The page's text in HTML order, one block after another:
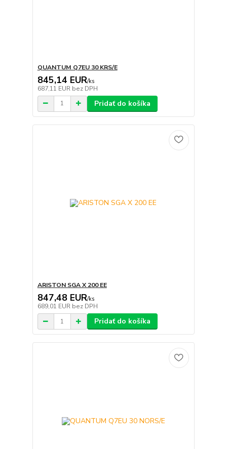
QUANTUM Q7EU 30 KRS/E
845,14 EUR/ks
687,11 EUR bez DPH
Pridať do košíka
ARISTON SGA X 200 EE
847,48 EUR/ks
689,01 EUR bez DPH
Pridať do košíka